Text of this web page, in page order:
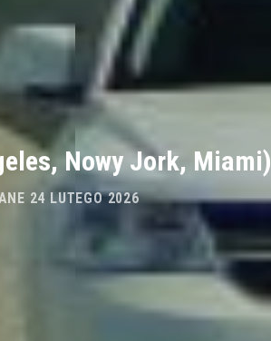
Nowy Jork, Miami)
24 LUTEGO 2026